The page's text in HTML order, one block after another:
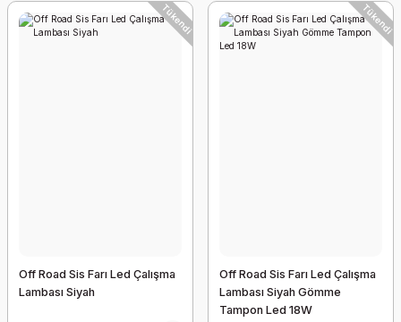
Tükendi
Off Road Sis Farı Led Çalışma
Lambası Siyah
Tükendi
Off Road Sis Farı Led Çalışma
Lambası Siyah Gömme
Tampon Led 18W